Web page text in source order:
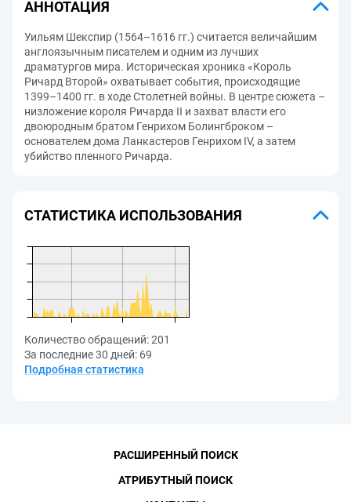
АННОТАЦИЯ
Уильям Шекспир (1564–1616 гг.) считается величайшим
англоязычным писателем и одним из лучших
драматургов мира. Историческая хроника «Король
Ричард Второй» охватывает события, происходящие
1399–1400 гг. в ходе Столетней войны. В центре сюжета –
низложение короля Ричарда II и захват власти его
двоюродным братом Генрихом Болингброком –
основателем дома Ланкастеров Генрихом IV, а затем
убийство пленного Ричарда.
СТАТИСТИКА ИСПОЛЬЗОВАНИЯ
Количество обращений:201
За последние 30 дней: 69
Подробная статистика
РАСШИРЕННЫЙ ПОИСК
АТРИБУТНЫЙ ПОИСК